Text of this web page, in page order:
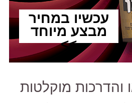
עכשיו במחיר
מבצע מיוחד
>>
והדרכות מוקלטות